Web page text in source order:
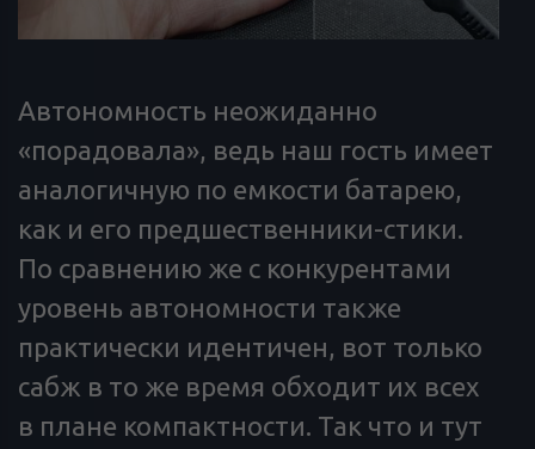
Автономность неожиданно
«порадовала», ведь наш гость имеет
аналогичную по емкости батарею,
как и его предшественники-стики.
По сравнению же с конкурентами
уровень автономности также
практически идентичен, вот только
сабж в то же время обходит их всех
в плане компактности. Так что и тут